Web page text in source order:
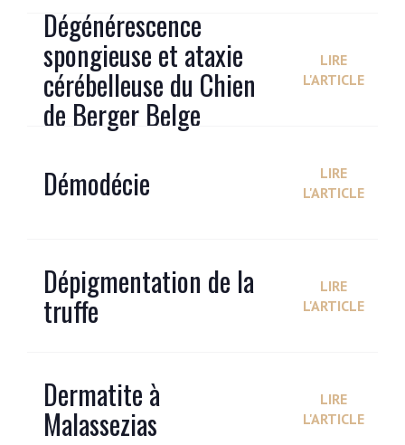
Dégénérescence
spongieuse et ataxie
cérébelleuse du Chien
de Berger Belge
LIRE
L'ARTICLE
Démodécie
LIRE
L'ARTICLE
Dépigmentation de la
truffe
LIRE
L'ARTICLE
Dermatite à
Malassezias
LIRE
L'ARTICLE